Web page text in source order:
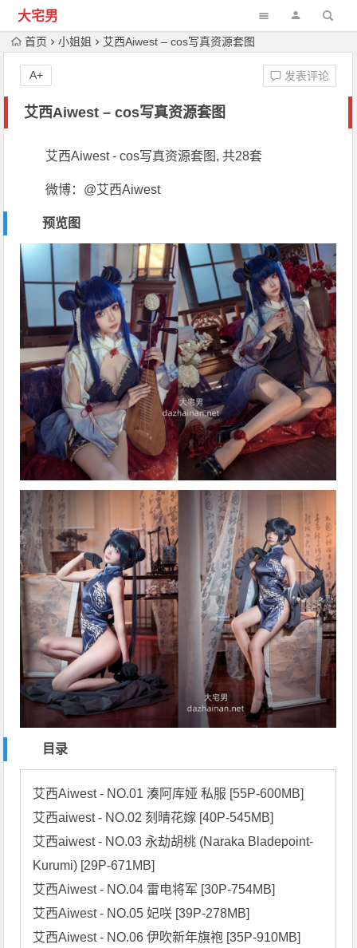
大宅男
首页 小姐姐 艾西Aiwest – cos写真资源套图
艾西Aiwest – cos写真资源套图
发表评论
A+
艾西Aiwest - cos写真资源套图, 共28套
微博：@艾西Aiwest
预览图
目录
艾西Aiwest - NO.01 湊阿库娅 私服 [55P-600MB]
艾西aiwest - NO.02 刻晴花嫁 [40P-545MB]
艾西aiwest - NO.03 永劫胡桃 (Naraka Bladepoint-
Kurumi) [29P-671MB]
艾西Aiwest - NO.04 雷电将军 [30P-754MB]
艾西Aiwest - NO.05 妃咲 [39P-278MB]
艾西Aiwest - NO.06 伊吹新年旗袍 [35P-910MB]